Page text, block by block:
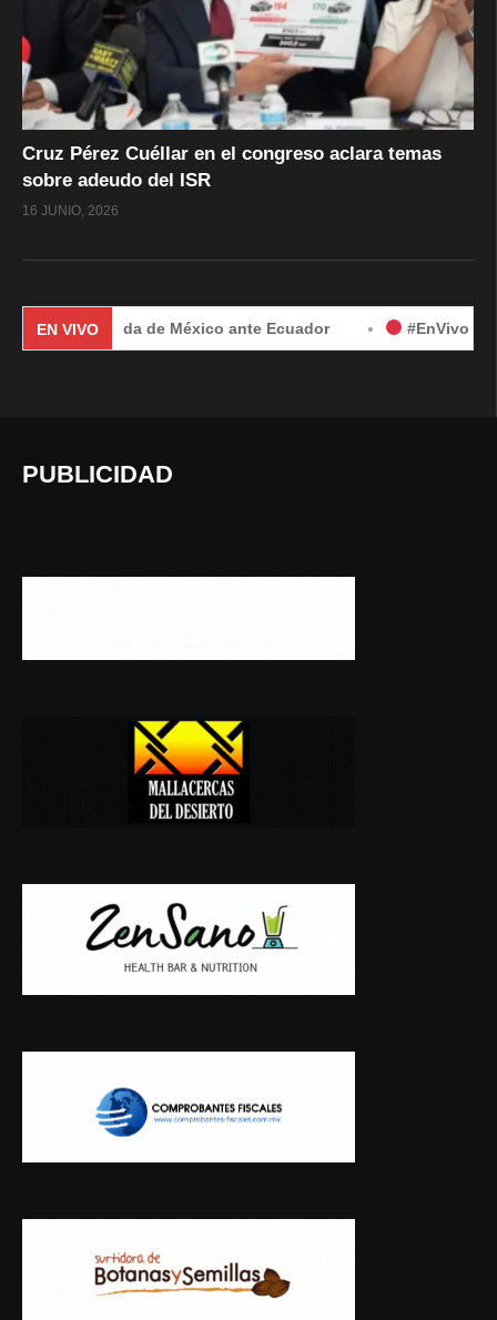
Cruz Pérez Cuéllar en el congreso aclara temas
sobre adeudo del ISR
16 JUNIO, 2026
EN VIVOde México ante Ecuador #EnVivo | Demanda
PUBLICIDAD